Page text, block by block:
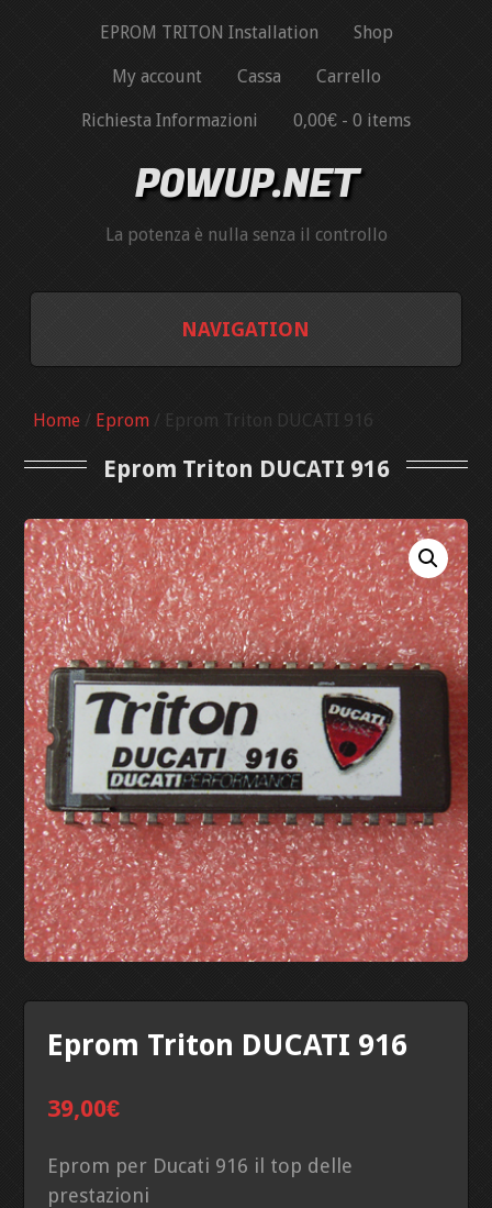
EPROM TRITON Installation Shop
My account Cassa Carrello
Richiesta Informazioni 0,00€ - 0 items
POWUP.NET
La potenza è nulla senza il controllo
NAVIGATION
RICAMBI
APRILIA
BMW
DUCATI
GUZZI
MV
MY ACCOUNT
CASSA
CARRELLO
RICHIESTA
INFORMAZIONI
Home / Eprom / Eprom Triton DUCATI 916
Eprom Triton DUCATI 916
Eprom Triton DUCATI 916
39,00€
Eprom per Ducati 916 il top delle
prestazioni